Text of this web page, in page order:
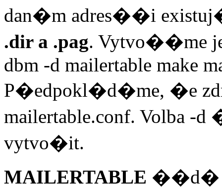
dan�m adres��i
.dir a .pag. Vytvo��me
dbm -d mailertable make
P�edpokl�d�me, �e
mailertable.conf. Volba
vytvo�it.
MAILERTABLE ��d�